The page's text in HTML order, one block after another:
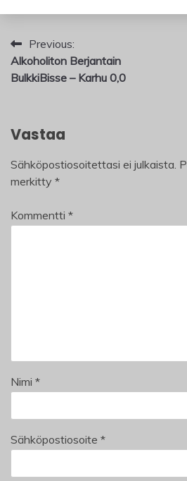
Artikkelien
selaus
Previous:
Alkoholiton Berjantain
BulkkiBisse – Karhu 0,0
Vastaa
Sähköpostiosoitettasi ei julkaista.
merkitty *
Kommentti *
Nimi *
Sähköpostiosoite *